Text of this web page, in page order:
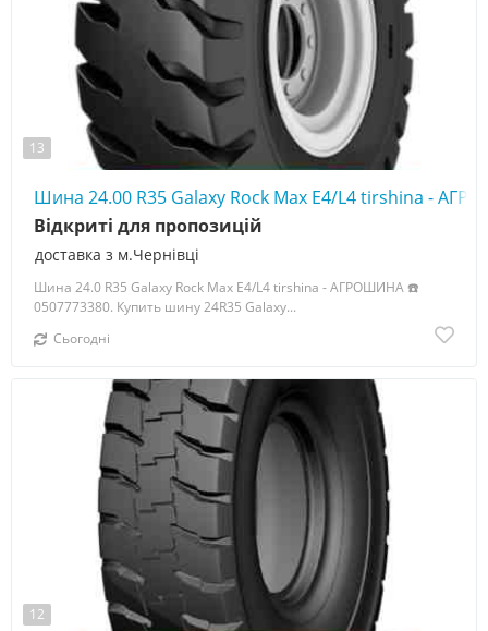
13
Шина 24.00 R35 Galaxy Rock Max E4/L4 tirshina -
доставка з м.Чернівці
Відкриті для пропозицій
Шина 24.0 R35 Galaxy Rock Max E4/L4 tirshina - АГРОШИНА ☎️
0507773380. Купить шину 24R35 Galaxy...
Сьогодні
12